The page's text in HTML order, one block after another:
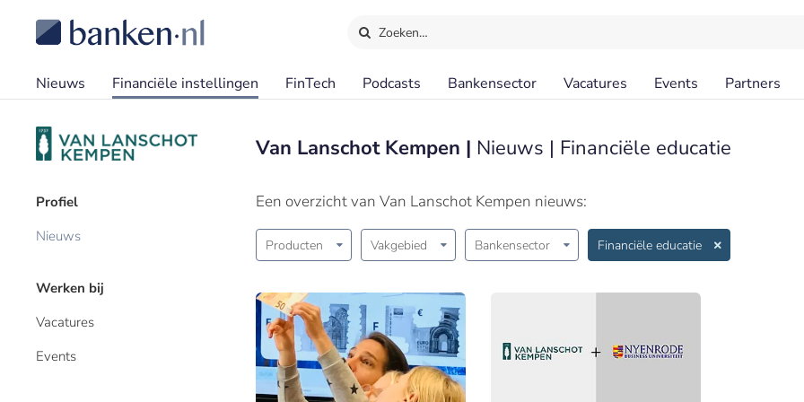
Zoeken…
Nieuws Financiële instellingen FinTech Podcasts Bankensector Vacatures Events Partners
Profiel
Nieuws
Werken bij
Vacatures
Events
Van Lanschot Kempen | Nieuws | Financiële educatie
Een overzicht van Van Lanschot Kempen nieuws:
Producten Vakgebied Bankensector Financiële educatie